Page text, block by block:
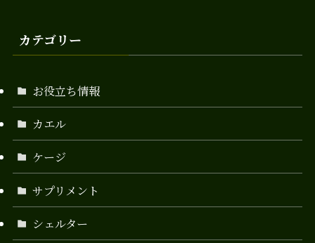
カテゴリー
お役立ち情報
カエル
ケージ
サプリメント
シェルター